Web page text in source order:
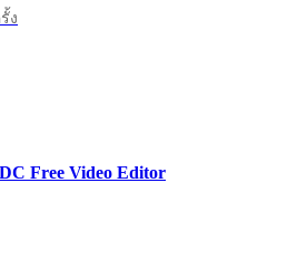
ง
Free Video Editor